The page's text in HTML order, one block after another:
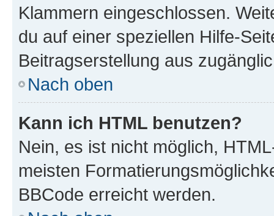
Klammern eingeschlossen.
du auf einer speziellen Hilfe-
Beitragserstellung aus
Nach oben
Kann ich HTML benutzen?
Nein, es ist nicht möglich,
meisten
BBCode erreicht werden.